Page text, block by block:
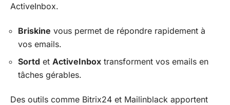
ActiveInbox.
Briskine vous permet de répondre rapidement à
vos emails.
Sortd et ActiveInbox transforment vos emails en
tâches gérables.
Des outils comme Bitrix24 et Mailinblack apportent